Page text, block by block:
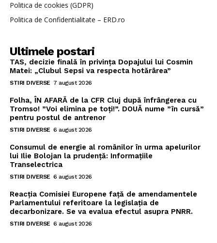
Politica de cookies (GDPR)
Politica de Confidentialitate – ERD.ro
Ultimele postari
TAS, decizie finală în privința Dopajului lui Cosmin
Matei: „Clubul Sepsi va respecta hotărârea”
STIRI DIVERSE 7 august 2026
Folha, ÎN AFARĂ de la CFR Cluj după înfrângerea cu
Tromso! ”Voi elimina pe toți!”. DOUĂ nume ”în cursă”
pentru postul de antrenor
STIRI DIVERSE 6 august 2026
Consumul de energie al românilor în urma apelurilor
lui Ilie Bolojan la prudență: Informațiile
Transelectrica
STIRI DIVERSE 6 august 2026
Reacția Comisiei Europene față de amendamentele
Parlamentului referitoare la legislația de
decarbonizare. Se va evalua efectul asupra PNRR.
STIRI DIVERSE 6 august 2026